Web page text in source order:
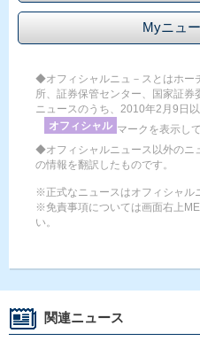
Myニュ
◆オフィシャルニュ－スとはホー
所、証券保管センター、国家証
ニュースのうち、2010年2月9日
オフィシャル マークを表示し
◆オフィシャルニュース以外のニ
の情報を翻訳したものです。
※正式なニュースはオフィシャル
※免責事項については画面右上
い。
関連ニュース